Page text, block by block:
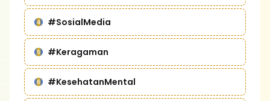
#SosialMedia
#Keragaman
#KesehatanMental